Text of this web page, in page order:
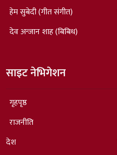
हेम सुबेदी (गीत संगीत)
देव अन्जान शाह (बिबिध)
साइट नेभिगेशन
गृहपृष्ठ
राजनीति
देश